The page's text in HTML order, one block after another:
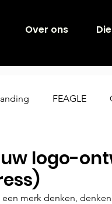
Over ons
FEAGLE
FAQ Team
logo-
merk denken,